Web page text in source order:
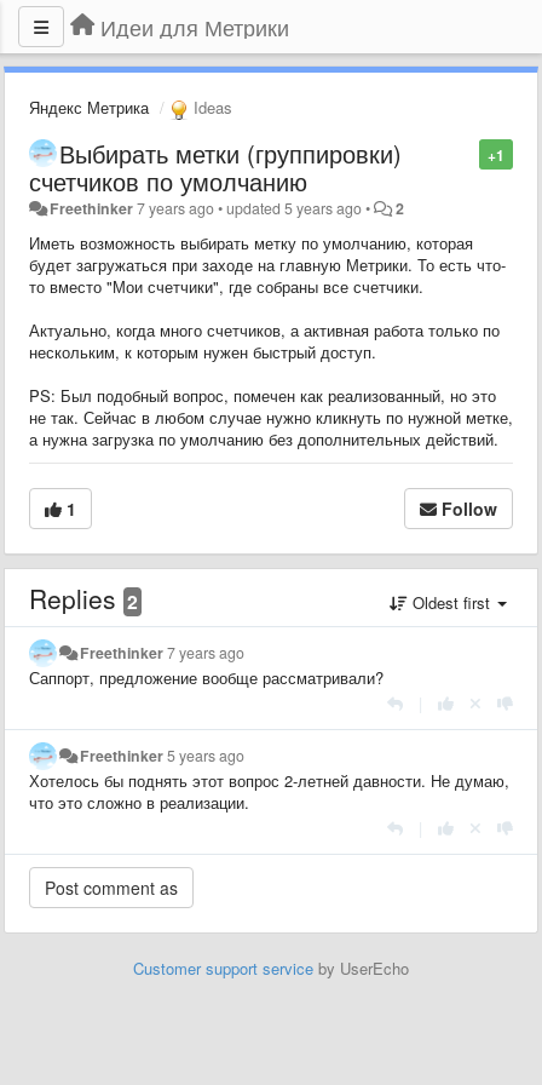
Идеи для Метрики
Яндекс Метрика Ideas
+1
Выбирать метки (группировки)
счетчиков по умолчанию
Freethinker7 years ago•updated5 years ago• 2
Иметь возможность выбирать метку по умолчанию, которая
будет загружаться при заходе на главную Метрики. То есть что-
то вместо "Мои счетчики", где собраны все счетчики.
Актуально, когда много счетчиков, а активная работа только по
нескольким, к которым нужен быстрый доступ.
PS: Был подобный вопрос, помечен как реализованный, но это
не так. Сейчас в любом случае нужно кликнуть по нужной метке,
а нужна загрузка по умолчанию без дополнительных действий.
1 Follow
Replies 2 Oldest first
Freethinker7 years ago
Саппорт, предложение вообще рассматривали?
Freethinker5 years ago
Хотелось бы поднять этот вопрос 2-летней давности. Не думаю,
что это сложно в реализации.
Customer support service by UserEcho